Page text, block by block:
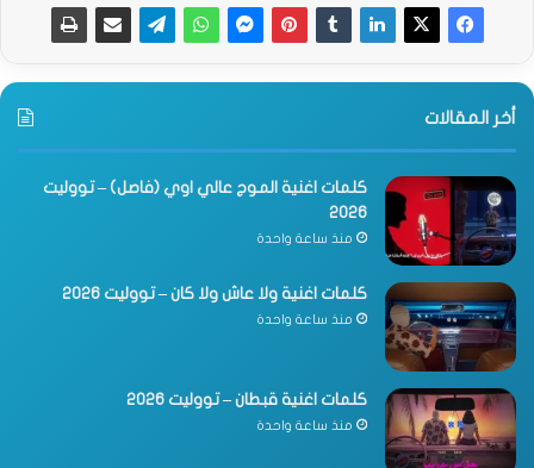
أخر المقالات
كلمات اغنية الموج عالي اوي (فاصل) – تووليت
2026
منذ ساعة واحدة
كلمات اغنية ولا عاش ولا كان – تووليت 2026
منذ ساعة واحدة
كلمات اغنية قبطان – تووليت 2026
منذ ساعة واحدة